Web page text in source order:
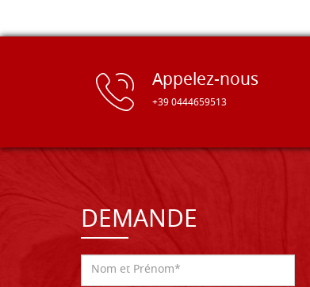
Appelez-nous
+39 0444659513
DEMANDE